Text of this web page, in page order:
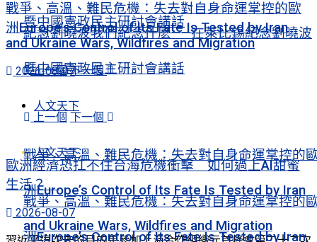
暨中國憲政民主研討會講話
上一個 下一個
人文天下
戰爭、高溫、難民危機：失去對自身命運掌控的
洲Europe’s Control of Its Fate Is Tested by Iran
and Ukraine Wars, Wildfires and Migration
紀念劉曉波我們紀念什麽——在萊比錫紀念劉曉波
暨中國憲政民主研討會講話
上一個 下一個
人文天下
戰爭、高溫、難民危機：失去對自身命運掌控的
洲Europe’s Control of Its Fate Is Tested by Iran
戰爭、高溫、難民危機：失去對自身命運掌控的歐
洲Europe’s Control of Its Fate Is Tested by Iran
and Ukraine Wars, Wildfires and Migration
2026-08-07
歐洲經濟恐扛不住台海危機衝擊 如何過上AI甜蜜
生活？
2026-08-07